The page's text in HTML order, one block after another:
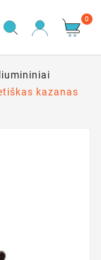
0
kazanas